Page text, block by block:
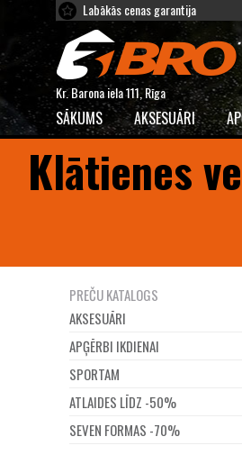
Labākās cenas garantija
Kr. Barona iela 111, Rīga
SĀKUMS AKSESUĀRI
Klātienes
PREČU KATALOGS
AKSESUĀRI
APĢĒRBI IKDIENAI
SPORTAM
ATLAIDES LĪDZ -50%
SEVEN FORMAS -70%